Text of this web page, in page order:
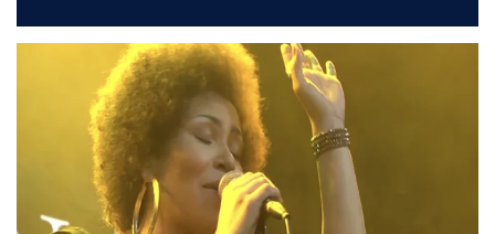
19 травня, 14:45